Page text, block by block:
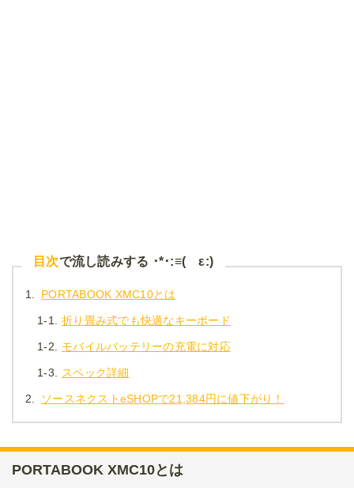
目次で流し読みする ･*･:≡( ε:)
1. PORTABOOK XMC10とは
1-1. 折り畳み式でも快適なキーボード
1-2. モバイルバッテリーの充電に対応
1-3. スペック詳細
2. ソースネクストeSHOPで21,384円に値下がり！
PORTABOOK XMC10とは